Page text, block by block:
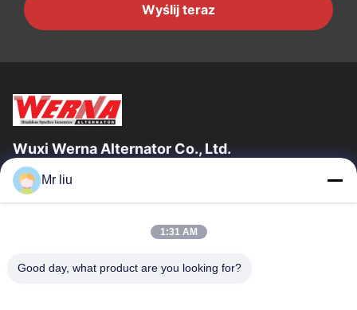
Wyślij teraz
Wuxi Werna Alternator Co., Ltd.
Szybkie Linki
O Nas
Wycieczka Po Fabryce
Kontrola Jakości
Mr liu
1:31 AM
Good day, what product are you looking for?